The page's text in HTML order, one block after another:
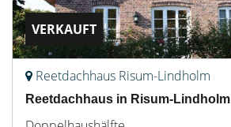
VERKAUFT
Reetdachhaus Risum-Lindholm
Reetdachhaus in Risum-Lindholm